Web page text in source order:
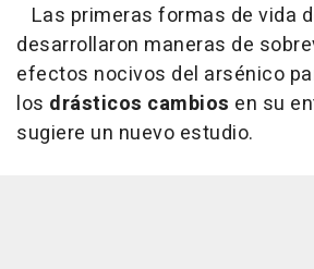
Las primeras formas de vida
desarrollaron maneras de
efectos nocivos del arsénico
los drásticos cambios en su
sugiere un nuevo estudio.